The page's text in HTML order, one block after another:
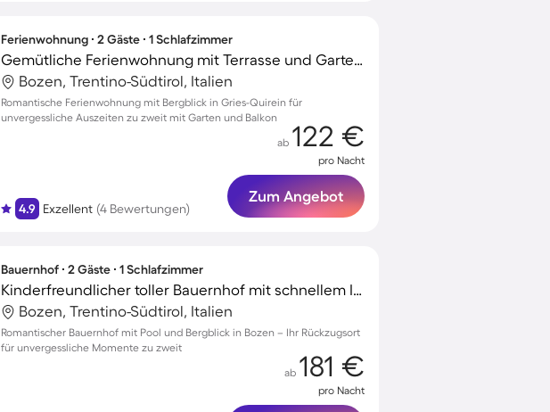
Ferienwohnung ∙ 2 Gäste ∙ 1 Schlafzimmer
Gemütliche Ferienwohnung mit Terrasse und Garten | Bergblick
Bozen, Trentino-Südtirol, Italien
Romantische Ferienwohnung mit Bergblick in Gries-Quirein für
unvergessliche Auszeiten zu zweit mit Garten und Balkon
4.9 Exzellent (4 Bewertungen)
ab 122 €
pro Nacht
Zum Angebot
Bauernhof ∙ 2 Gäste ∙ 1 Schlafzimmer
Kinderfreundlicher toller Bauernhof mit schnellem Internet, Garten und Terrasse | Bergblick
Bozen, Trentino-Südtirol, Italien
Romantischer Bauernhof mit Pool und Bergblick in Bozen – Ihr Rückzugsort
für unvergessliche Momente zu zweit
ab 181 €
pro Nacht